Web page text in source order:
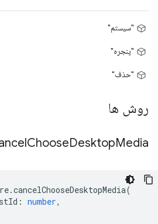
"سیستم"
"پنجره"
"حذف"
روش ها
ChooseDesktopMedia(
.cancelChooseDesktopMedia(
: number,